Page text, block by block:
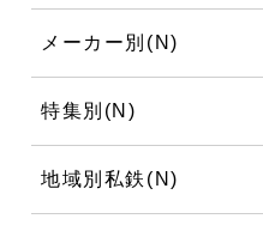
メーカー別(N)
特集別(N)
地域別私鉄(N)